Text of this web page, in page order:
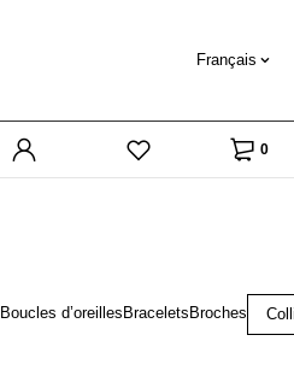
Français
0
Boucles d’oreilles Bracelets Broches